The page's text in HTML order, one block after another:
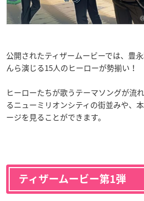
公開されたティザームービーでは、豊
んら演じる15人のヒーローが勢揃い！
ヒーローたちが歌うテーマソングが流
るニューミリオンシティの街並みや、
ージを見ることができます。
ティザームービー第1弾